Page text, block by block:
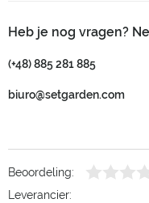
Heb je nog vragen?
(+48) 885 281 885
biuro@setgarden.com
Beoordeling:
Leverancier: